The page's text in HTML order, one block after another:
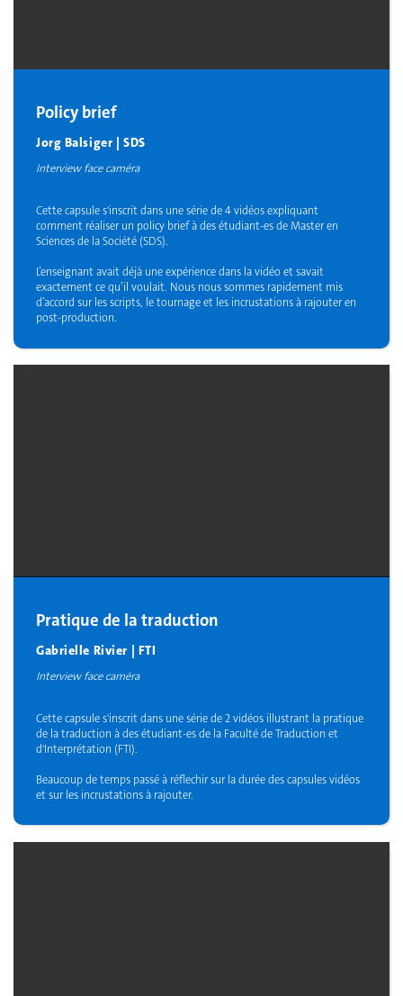
Policy brief
Jorg Balsiger | SDS
Interview face caméra
Cette capsule s'inscrit dans une série de 4 vidéos expliquant
comment réaliser un policy brief à des étudiant-es de Master en
Sciences de la Société (SDS).
L’enseignant avait déjà une expérience dans la vidéo et savait
exactement ce qu’il voulait. Nous nous sommes rapidement mis
d’accord sur les scripts, le tournage et les incrustations à rajouter en
post-production.
Pratique de la traduction
Gabrielle Rivier | FTI
Interview face caméra
Cette capsule s'inscrit dans une série de 2 vidéos illustrant la pratique
de la traduction à des étudiant-es de la Faculté de Traduction et
d'Interprétation (FTI).
Beaucoup de temps passé à réflechir sur la durée des capsules vidéos
et sur les incrustations à rajouter.